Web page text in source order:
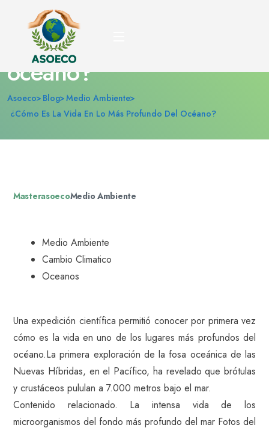
¿Cómo es la vida en lo
más profundo del
océano?
Asoeco Blog Medio Ambiente
¿Cómo Es La Vida En Lo Más Profundo Del Océano?
MasterasoecoMedio Ambiente
Medio Ambiente
Cambio Climatico
Oceanos
Una expedición científica permitió conocer por primera vez
cómo es la vida en uno de los lugares más profundos del
océano.La primera exploración de la fosa oceánica de las
Nuevas Híbridas, en el Pacífico, ha revelado que brótulas
y crustáceos pululan a 7.000 metros bajo el mar.
Contenido relacionado. La intensa vida de los
microorganismos del fondo más profundo del mar Fotos del